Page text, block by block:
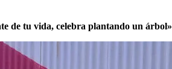
de tu vida, celebra plantando un árbol»